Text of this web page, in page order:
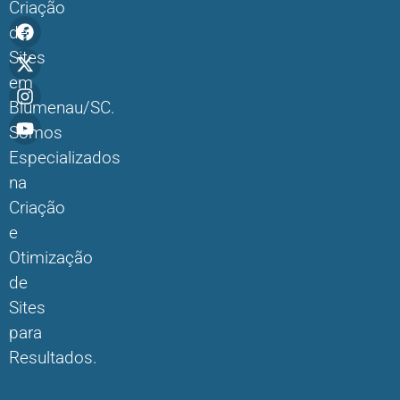
Criação
de
Sites
em
Blumenau/SC.
Somos
Especializados
na
Criação
e
Otimização
de
Sites
para
Resultados.